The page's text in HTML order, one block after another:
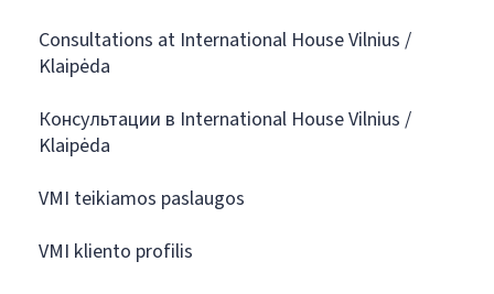
Consultations at International House Vilnius /
Klaipėda
Консультации в International House Vilnius /
Klaipėda
VMI teikiamos paslaugos
VMI kliento profilis